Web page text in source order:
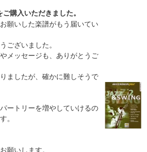
購入いただきました。
願いした楽譜がもう届いてい
ございました。
メッセージも、ありがとうご
ましたが、確かに難しそうで
ートリーを増やしていけるの
。
願いします。